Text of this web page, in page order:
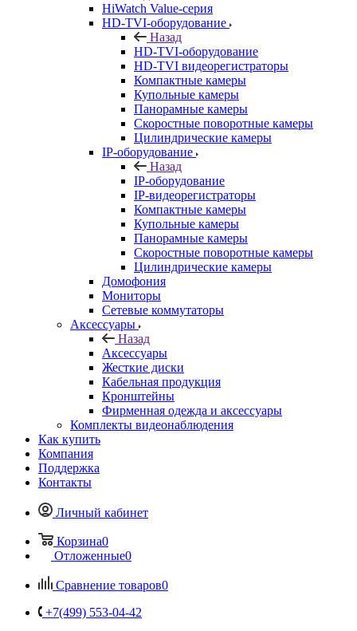
HiWatch Value-серия
HD-TVI-оборудование
Назад
HD-TVI-оборудование
HD-TVI видеорегистраторы
Компактные камеры
Купольные камеры
Панорамные камеры
Скоростные поворотные камеры
Цилиндрические камеры
IP-оборудование
Назад
IP-оборудование
IP-видеорегистраторы
Компактные камеры
Купольные камеры
Панорамные камеры
Скоростные поворотные камеры
Цилиндрические камеры
Домофония
Мониторы
Сетевые коммутаторы
Аксессуары
Назад
Аксессуары
Жесткие диски
Кабельная продукция
Кронштейны
Фирменная одежда и аксессуары
Комплекты видеонаблюдения
Как купить
Компания
Поддержка
Контакты
Личный кабинет
Корзина0
Отложенные0
Сравнение товаров0
+7(499) 553-04-42